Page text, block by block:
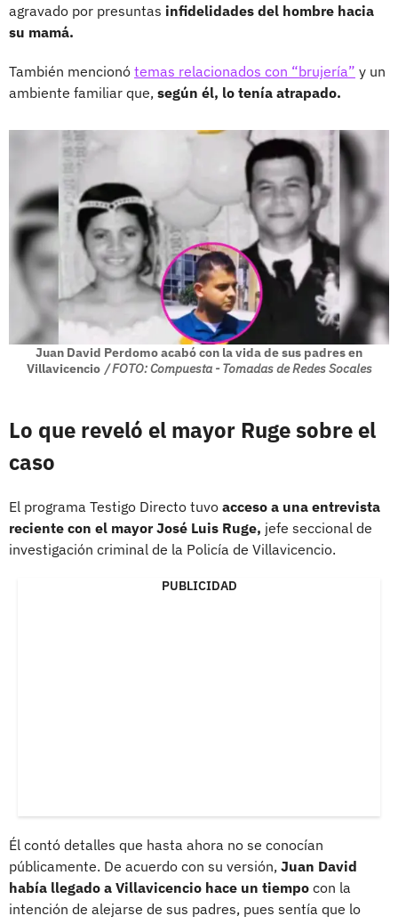
agravado por presuntas infidelidades del hombre hacia
su mamá.
También mencionó temas relacionados con “brujería” y un
ambiente familiar que, según él, lo tenía atrapado.
Juan David Perdomo acabó con la vida de sus padres en
Villavicencio / FOTO: Compuesta - Tomadas de Redes Socales
Lo que reveló el mayor Ruge sobre el
caso
El programa Testigo Directo tuvo acceso a una entrevista
reciente con el mayor José Luis Ruge, jefe seccional de
investigación criminal de la Policía de Villavicencio.
PUBLICIDAD
Él contó detalles que hasta ahora no se conocían
públicamente. De acuerdo con su versión, Juan David
había llegado a Villavicencio hace un tiempo con la
intención de alejarse de sus padres, pues sentía que lo